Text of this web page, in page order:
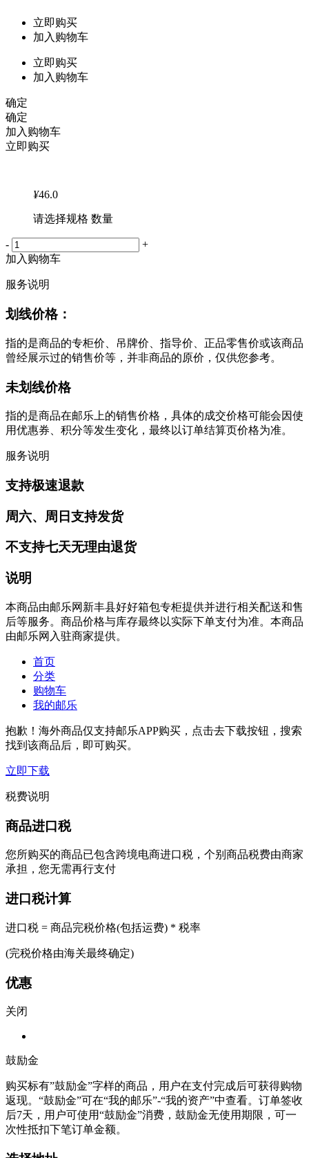
立即购买
加入购物车
立即购买
加入购物车
确定
确定
加入购物车
立即购买
¥46.0
请选择规格 数量
-
+
加入购物车
服务说明
划线价格：
指的是商品的专柜价、吊牌价、指导价、正品零售价或该商品
曾经展示过的销售价等，并非商品的原价，仅供您参考。
未划线价格
指的是商品在邮乐上的销售价格，具体的成交价格可能会因使
用优惠券、积分等发生变化，最终以订单结算页价格为准。
服务说明
支持极速退款
周六、周日支持发货
不支持七天无理由退货
说明
本商品由邮乐网新丰县好好箱包专柜提供并进行相关配送和售
后等服务。商品价格与库存最终以实际下单支付为准。本商品
由邮乐网入驻商家提供。
首页
分类
购物车
我的邮乐
抱歉！海外商品仅支持邮乐APP购买，点击去下载按钮，搜索
找到该商品后，即可购买。
立即下载
税费说明
商品进口税
您所购买的商品已包含跨境电商进口税，个别商品税费由商家
承担，您无需再行支付
进口税计算
进口税 = 商品完税价格(包括运费) * 税率
(完税价格由海关最终确定)
优惠
关闭
鼓励金
购买标有”鼓励金”字样的商品，用户在支付完成后可获得购物
返现。“鼓励金”可在“我的邮乐”-“我的资产”中查看。订单签收
后7天，用户可使用“鼓励金”消费，鼓励金无使用期限，可一
次性抵扣下笔订单金额。